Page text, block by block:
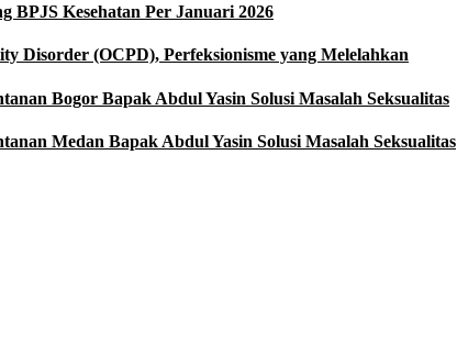
BPJS Kesehatan Per Januari 2026
Disorder (OCPD), Perfeksionisme yang Melelahkan
Bogor Bapak Abdul Yasin Solusi Masalah Seksualitas
Medan Bapak Abdul Yasin Solusi Masalah Seksualitas